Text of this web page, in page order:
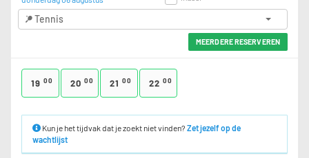
Tennis
MEERDERE RESERVEREN
19 00 20 00 21 00 22 00
Kun je het tijdvak dat je zoekt niet vinden? Zet jezelf op de
wachtlijst